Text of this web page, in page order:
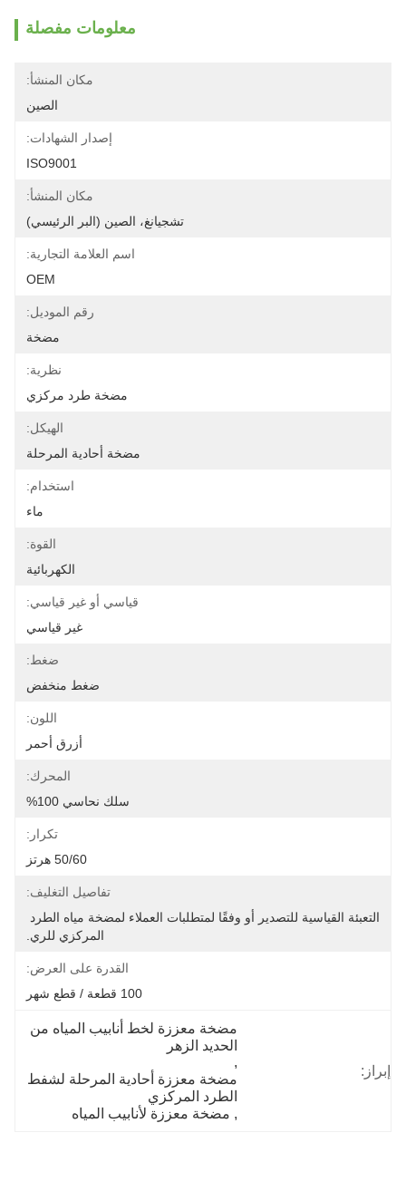
معلومات مفصلة
مكان المنشأ:
الصين
إصدار الشهادات:
ISO9001
مكان المنشأ:
تشجيانغ، الصين (البر الرئيسي)
اسم العلامة التجارية:
OEM
رقم الموديل:
مضخة
نظرية:
مضخة طرد مركزي
الهيكل:
مضخة أحادية المرحلة
استخدام:
ماء
القوة:
الكهربائية
قياسي أو غير قياسي:
غير قياسي
ضغط:
ضغط منخفض
اللون:
أزرق أحمر
المحرك:
سلك نحاسي 100%
تكرار:
50/60 هرتز
تفاصيل التغليف:
المركزي للري.
القدرة على العرض:
100 قطعة / قطع شهر
إبراز:
الحديد الزهر
,
الطرد المركزي
, مضخة معززة لأنابيب المياه